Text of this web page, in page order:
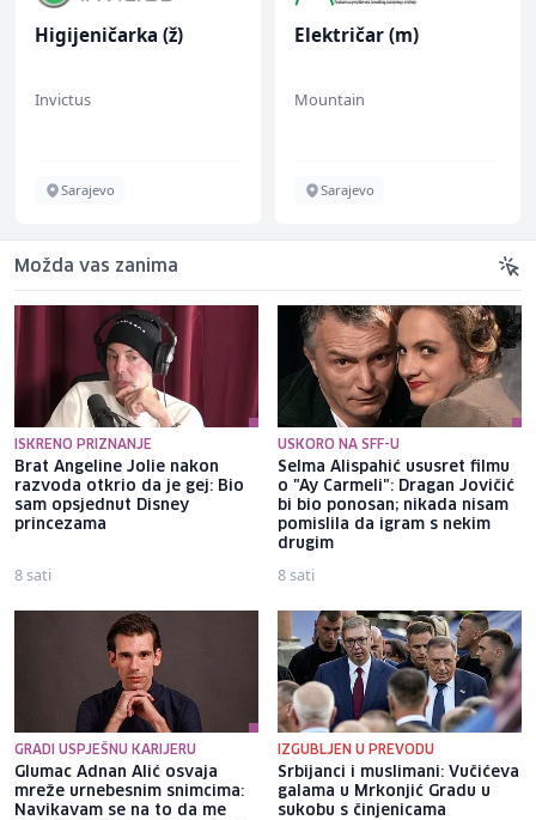
Higijeničarka (ž)
Invictus
Sarajevo
Električar (m)
Mountain
Sarajevo
Možda vas zanima
ISKRENO PRIZNANJE
Brat Angeline Jolie nakon
razvoda otkrio da je gej: Bio
sam opsjednut Disney
princezama
8 sati
USKORO NA SFF-U
Selma Alispahić ususret filmu
o "Ay Carmeli": Dragan Jovičić
bi bio ponosan; nikada nisam
pomislila da igram s nekim
drugim
8 sati
GRADI USPJEŠNU KARIJERU
Glumac Adnan Alić osvaja
mreže urnebesnim snimcima:
Navikavam se na to da me
IZGUBLJEN U PREVODU
Srbijanci i muslimani: Vučićeva
galama u Mrkonjić Gradu u
sukobu s činjenicama